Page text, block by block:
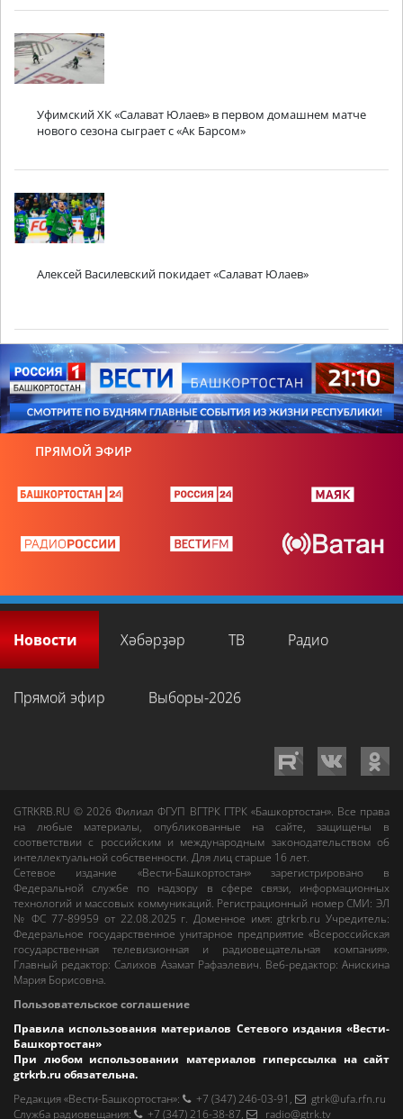
Уфимский ХК «Салават Юлаев» в первом домашнем матче
нового сезона сыграет с «Ак Барсом»
Алексей Василевский покидает «Салават Юлаев»
ПРЯМОЙ ЭФИР
Новости Хәбәрҙәр ТВ Радио
Прямой эфир Выборы-2026
GTRKRB.RU © 2026Филиал ФГУП ВГТРК ГТРК «Башкортостан». Все права
на любые материалы, опубликованные на сайте, защищены в
соответствии с российским и международным законодательством об
интеллектуальной собственности. Для лиц старше 16 лет.
Сетевое издание «Вести-Башкортостан»зарегистрировано в
Федеральной службе по надзору в сфере связи, информационных
технологий и массовых коммуникаций. Регистрационный номер СМИ: ЭЛ
№ ФС 77-89959 от 22.08.2025 г. Доменное имя:gtrkrb.ru Учредитель:
Федеральное государственное унитарное предприятие «Всероссийская
государственная телевизионная и радиовещательная компания».
Главный редактор:Салихов Азамат Рафаэлевич. Веб-редактор:Анискина
Мария Борисовна.
Пользовательское соглашение
Правила использования материалов Сетевого издания «Вести-
Башкортостан»
При любом использовании материалов гиперссылка на сайт
gtrkrb.ru обязательна.
Редакция «Вести-Башкортостан»: +7 (347) 246-03-91 ,
gtrk@ufa.rfn.ru
Cлужба радиовещания: +7 (347) 216-38-87, radio@gtrk.tv